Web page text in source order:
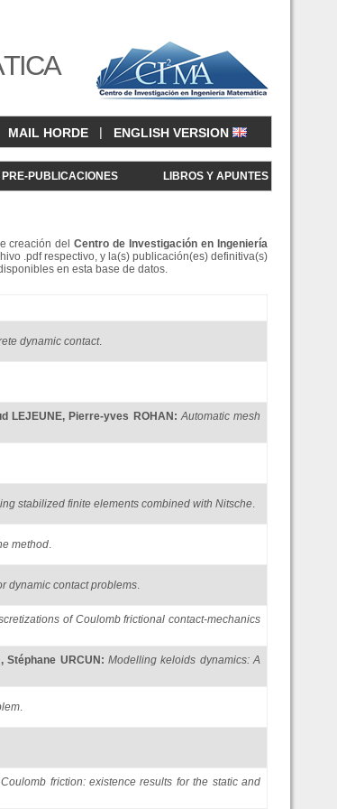
MAIL HORDE | ENGLISH VERSION
PRE-PUBLICACIONES LIBROS Y APUNTES
creación delCentro de Investigación en Ingeniería
.pdf respectivo, y la(s) publicación(es) definitiva(s)
en esta base de datos.
dynamic contact.
LEJEUNE, Pierre-yves ROHAN :Automatic mesh
stabilized finite elements combined with Nitsche.
method.
dynamic contact problems.
of Coulomb frictional contact-mechanics
,Stéphane URCUN :Modelling keloids dynamics: A
.
friction: existence results for the static and